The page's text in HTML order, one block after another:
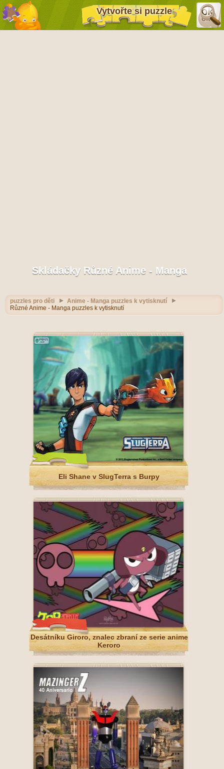
Vytvořte si puzzle
Skládačky Různé Anime - Manga
puzzles pro děti
Anime - Manga puzzles k vytisknutí
Různé Anime - Manga puzzles k vytisknutí
Eli Shane v SlugTerra s Burpy
Desátníku Giroro, znalec zbraní ze serie anime
Keroro